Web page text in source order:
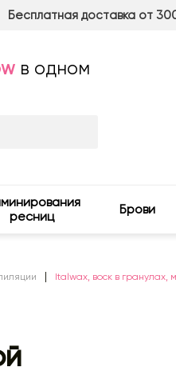
Бесплатная доставка от
в одном
ресниц
Брови
Italwax, воск в гранулах,